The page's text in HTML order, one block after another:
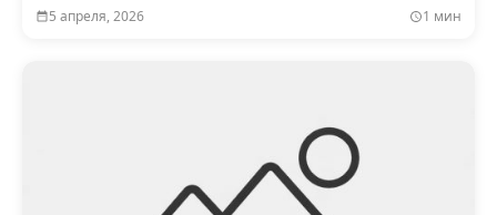
5 апреля, 2026 1 мин